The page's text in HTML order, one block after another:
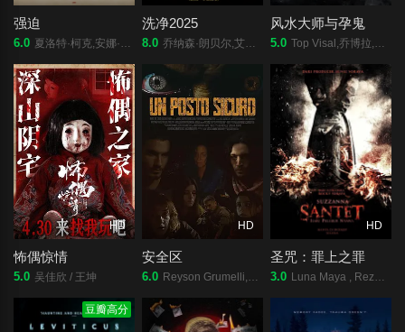
强迫
6.0 夏洛特·柯克,安娜·玛丽亚·西克拉克,扎克·麦克格温,茱丽叶戈列蒂,琴祺雅·蒙内亚勒,Harvey Dean
洗净2025
8.0 乔纳森·朗贝尔,艾乐蒂·纳瓦,Elliot Jenicot,Rémy Adriaens,克里斯托夫·比尔
风水大师与孕鬼
5.0 Top Visal,乔博拉,Prom Vorleak
HD
怖偶惊情
5.0 吴佳欣 / 王坤
HD
安全区
6.0 Reyson Grumelli,Francesca Luce Cardinale,Alice Fiorentini,尼科·托福利,Nicole Giacomasso,Cristina Moglia,Massimo Fascetti,Mirco Di Centa,Sofia Bruscoli,Gabriele Martino,Claudio Guerrini,Claudio D&#039;A
HD
圣咒：罪上之罪
3.0 Luna Maya , Reza Rahadian , Djenar Maesa Ayu
豆瓣高分